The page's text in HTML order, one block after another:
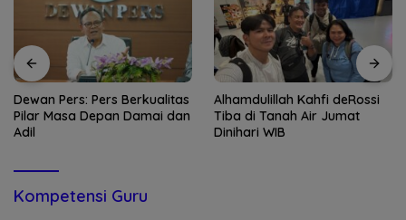
Dewan Pers: Pers Berkualitas
Pilar Masa Depan Damai dan
Adil
Alhamdulillah Kahfi deRossi
Tiba di Tanah Air Jumat
Dinihari WIB
Kompetensi Guru